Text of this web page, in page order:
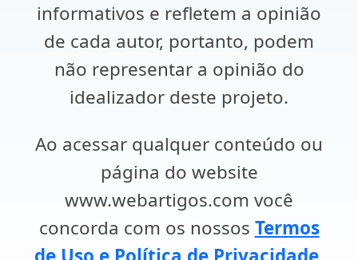
informativos e refletem a opinião
de cada autor, portanto, podem
não representar a opinião do
idealizador deste projeto.
Ao acessar qualquer conteúdo ou
página do website
www.webartigos.com você
concorda com os nossos Termos